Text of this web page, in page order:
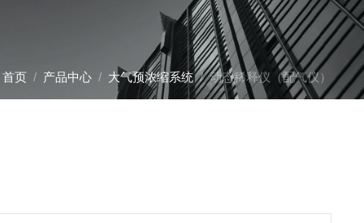
首页/ 产品中心/ 大气预浓缩系统/ 动态稀释仪（配气仪）